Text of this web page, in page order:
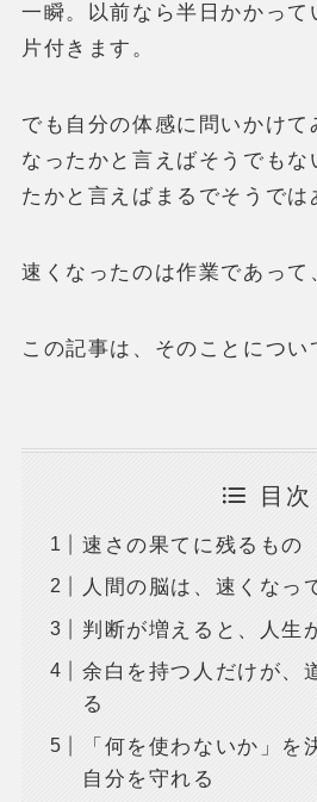
一瞬。以前なら半日かかっ
片付きます。
でも自分の体感に問いかけて
なったかと言えばそうでもな
たかと言えばまるでそうでは
速くなったのは作業であって
この記事は、そのことについ
目次
速さの果てに残るもの
人間の脳は、速くなっ
判断が増えると、人生
余白を持つ人だけが、
る
「何を使わないか」を
自分を守れる